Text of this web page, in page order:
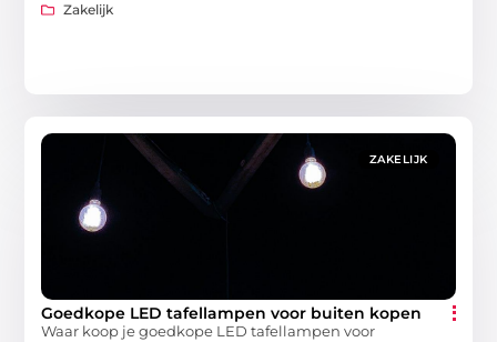
Zakelijk
ZAKELIJK
Goedkope LED tafellampen voor buiten kopen
Waar koop je goedkope LED tafellampen voor